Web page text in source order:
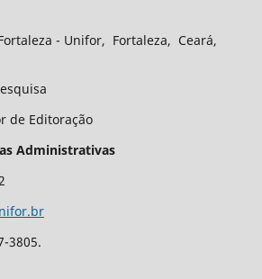
- Unifor, Fortaleza, Ceará,
de Editoração
Administrativas
3805.